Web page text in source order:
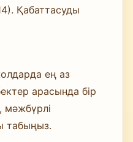
Қабаттасуды
ең аз
арасында бір
мәжбүрлі
табыңыз.